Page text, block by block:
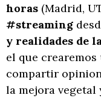
horas (Madrid,
#streaming
y realidades de
el que crearemos
compartir
la mejora vegetal